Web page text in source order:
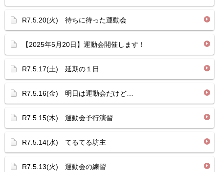
R7.5.20(火) 待ちに待った運動会
【2025年5月20日】運動会開催します！
R7.5.17(土) 延期の１日
R7.5.16(金) 明日は運動会だけど…
R7.5.15(木) 運動会予行演習
R7.5.14(水) てるてる坊主
R7.5.13(火) 運動会の練習